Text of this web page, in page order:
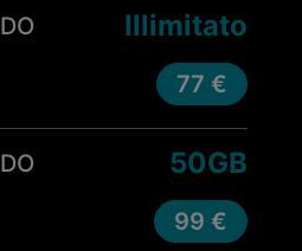
Illimitato
77 €
50GB
99 €